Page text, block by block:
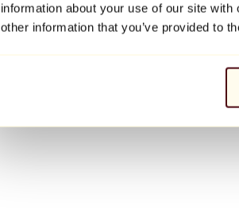
information about your use of our site
other information that you’ve provided to